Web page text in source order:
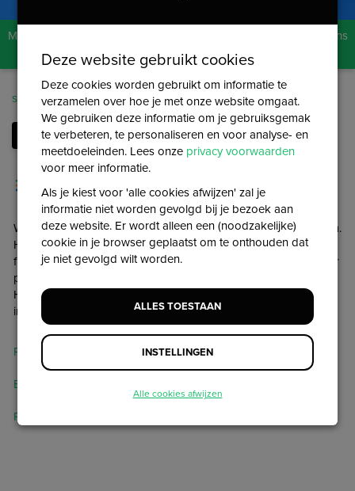
Meer weten over de mogelijkheden die iRaiser biedt? Laat het ons
weten!
Sumo Categorieën Projectenmodule
SELECTEER EEN CATEGORIE
Projectenmodule
Wat jouw project ook is, je kunt het kwijt op het Kentaa platform.
Hier vertellen we je meer over project-specifieke instellingen en
functionaliteiten. Zo kun je streefbedragen en de afteldatum per
project instellen. En kun je gemakkelijk een project kopiëren.
Handig bijvoorbeeld voor evenementen waarbij je projecten
inzet voor afstanden waarbij de inhoud vrijwel gelijk is.
Project sluiten
Extra vragen
Projecten
Deze website gebruikt cookies
Deze cookies worden gebruikt om informatie te
verzamelen over hoe je met onze website omgaat.
We gebruiken deze informatie om je gebruiksgemak
te verbeteren, te personaliseren en voor analyse- en
meetdoeleinden. Lees onze privacy voorwaarden
voor meer informatie.
Als je kiest voor 'alle cookies afwijzen' zal je
informatie niet worden gevolgd bij je bezoek aan
deze website. Er wordt alleen een (noodzakelijke)
cookie in je browser geplaatst om te onthouden dat
je niet gevolgd wilt worden.
ALLES TOESTAAN
INSTELLINGEN
Alle cookies afwijzen